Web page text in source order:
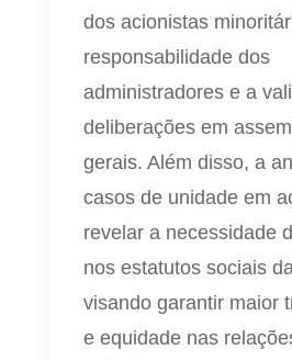
dos acionistas
responsabilidade dos
administradores e a
deliberações em
gerais. Além disso, a
casos de unidade em
revelar a necessidade
nos estatutos sociais
visando garantir maior
e equidade nas